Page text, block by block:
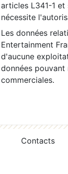
articles L341-1
nécessite
Les données
Entertainment
d'aucune
données
commerciales.
Contacts